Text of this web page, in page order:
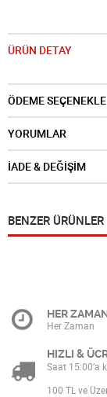
ÜRÜN DETAY
ÖDEME
YORUMLAR
İADE & DEĞİŞİM
BENZER ÜRÜNLER
HER
Her Zaman
HIZLI &
Saat 15:00’a
100 TL ve